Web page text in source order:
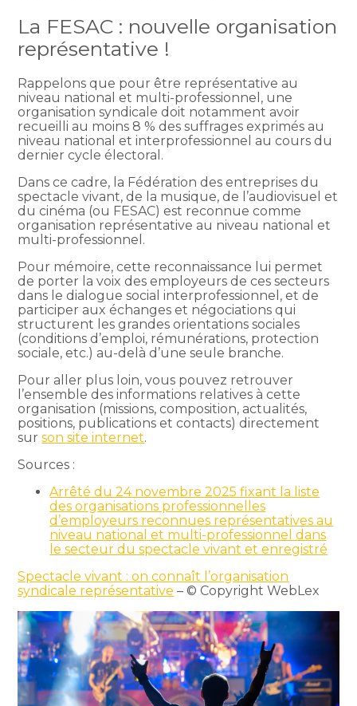
La FESAC : nouvelle organisation
représentative !
Rappelons que pour être représentative au
niveau national et multi-professionnel, une
organisation syndicale doit notamment avoir
recueilli au moins 8 % des suffrages exprimés au
niveau national et interprofessionnel au cours du
dernier cycle électoral.
Dans ce cadre, la Fédération des entreprises du
spectacle vivant, de la musique, de l’audiovisuel et
du cinéma (ou FESAC) est reconnue comme
organisation représentative au niveau national et
multi-professionnel.
Pour mémoire, cette reconnaissance lui permet
de porter la voix des employeurs de ces secteurs
dans le dialogue social interprofessionnel, et de
participer aux échanges et négociations qui
structurent les grandes orientations sociales
(conditions d’emploi, rémunérations, protection
sociale, etc.) au-delà d’une seule branche.
Pour aller plus loin, vous pouvez retrouver
l’ensemble des informations relatives à cette
organisation (missions, composition, actualités,
positions, publications et contacts) directement
surson site internet.
Sources :
Arrêté du 24 novembre 2025 fixant la liste
des organisations professionnelles
d’employeurs reconnues représentatives au
niveau national et multi-professionnel dans
le secteur du spectacle vivant et enregistré
Spectacle vivant : on connaît l’organisation
syndicale représentative – © Copyright WebLex